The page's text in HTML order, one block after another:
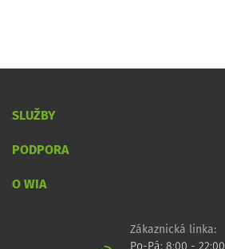
SLUŽBY
PODPORA
O WIA
Zákaznická linka: